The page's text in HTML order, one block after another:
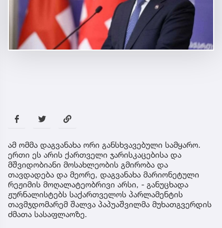
ამ ომმა დაგვანახა ორი განსხვავებული სამყარო.
ერთი ეს არის ქართველი ჯარისკაცებისა და
მშვიდობიანი მოსახლეობის გმირობა და
თავდადება და მეორე, დაგვანახა მარიონეტული
რეჟიმის მოღალატეობრივი არსი, - განუცხადა
ჟურნალისტებს საქართველოს პარლამენტის
თავმჯდომარემ შალვა პაპუაშვილმა მუხათგვერდის
ძმათა სასაფლაოზე.